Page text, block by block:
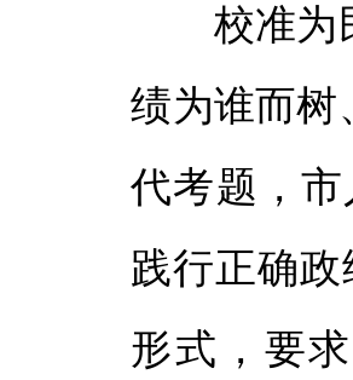
校准为民
绩为谁而树
代考题，
践行正确
形式，要